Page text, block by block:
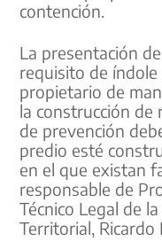
contención.
La presentación
requisito de
propietario de
la construcción
de prevención
predio esté
en el que existan
responsable de
Técnico Legal de
Territorial, Ricardo